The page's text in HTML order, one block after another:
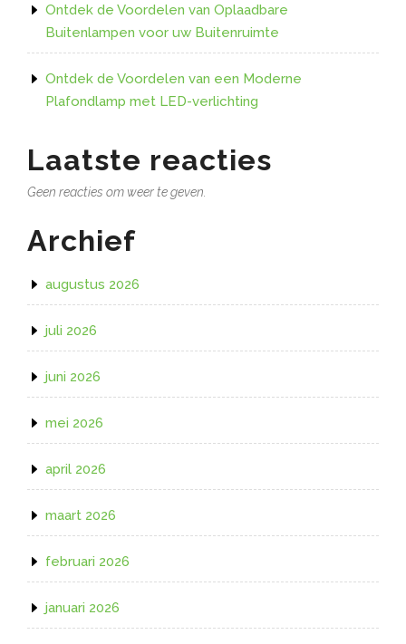
Ontdek de Voordelen van Oplaadbare
Buitenlampen voor uw Buitenruimte
Ontdek de Voordelen van een Moderne
Plafondlamp met LED-verlichting
Laatste reacties
Geen reacties om weer te geven.
Archief
augustus 2026
juli 2026
juni 2026
mei 2026
april 2026
maart 2026
februari 2026
januari 2026